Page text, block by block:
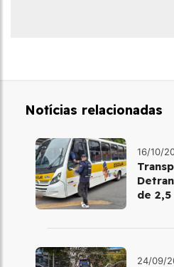
Notícias relacionadas
16/10/
de
24/09/